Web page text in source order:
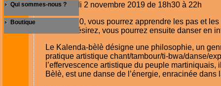
Le samedi 2 novembre 2019 de 18h30 à 22h
Dès 18h30, vous pourrez apprendre les pas et
vous le désirez, vous pourrez ensuite danser en
Le Kalenda-bèlè désigne une philosophie, un
pratique artistique chant/tambour/ti-bwa/danse/
l’effervescence artistique du peuple
Bèlè, est une danse de l’énergie, enracinée dans
Qui sommes-nous ?
Boutique